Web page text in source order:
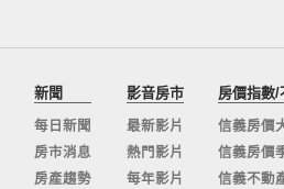
新聞
每日新聞
房市消息
房產趨勢
影音房市
最新影片
熱門影片
每年影片
房價指數/
信義房價
信義房價
信義不動